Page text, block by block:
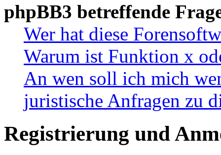
phpBB3 betreffende
Wer hat diese
Warum ist Funktion x
An wen soll ich mich
juristische Anfragen zu
Registrierung und